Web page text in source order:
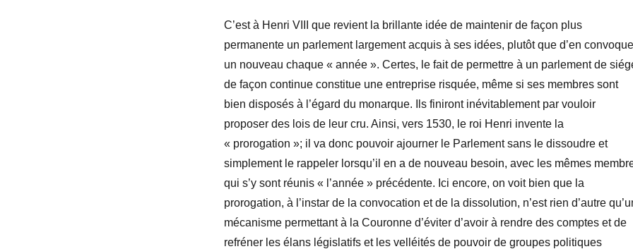
C’est à Henri VIII que revient la brillante idée de maintenir de façon plus
permanente un parlement largement acquis à ses idées, plutôt que d’en
un nouveau chaque « année ». Certes, le fait de permettre à un parlement de
de façon continue constitue une entreprise risquée, même si ses membres sont
bien disposés à l’égard du monarque. Ils finiront inévitablement par vouloir
proposer des lois de leur cru. Ainsi, vers 1530, le roi Henri invente la
« prorogation »; il va donc pouvoir ajourner le Parlement sans le dissoudre et
simplement le rappeler lorsqu’il en a de nouveau besoin, avec les mêmes
qui s’y sont réunis « l’année » précédente. Ici encore, on voit bien que la
prorogation, à l’instar de la convocation et de la dissolution, n’est rien d’autre
mécanisme permettant à la Couronne d’éviter d’avoir à rendre des comptes et de
refréner les élans législatifs et les velléités de pouvoir de groupes politiques